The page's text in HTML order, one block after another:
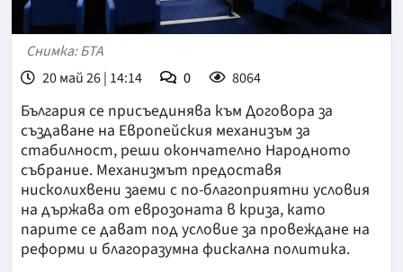
Снимка: БТА
20 май 26 | 14:14
0 8064
България се присъединява към Договора за
създаване на Европейския механизъм за
стабилност, реши окончателно Народното
събрание. Механизмът предоставя
нисколихвени заеми с по-благоприятни условия
на държава от еврозоната в криза, като
парите се дават под условие за провеждане на
реформи и благоразумна фискална политика.